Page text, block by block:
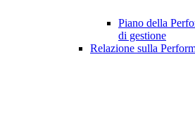
Piano della
di gestione
Relazione sulla